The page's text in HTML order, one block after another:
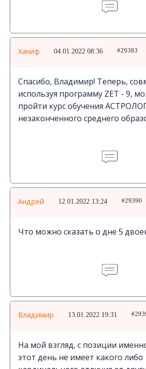
Ханиф 04.01.2022 08:36 #29383
Спасибо, Владимир! Теперь,
используя программу ZET - 9,
пройти курс обучения
незаконченного среднего
Андрей 12.01.2022 13:24 #29390
Что можно сказать о дне 5
Владимир 13.01.2022 19:31
На мой взгляд, с позиции
этот день не имеет какого либо